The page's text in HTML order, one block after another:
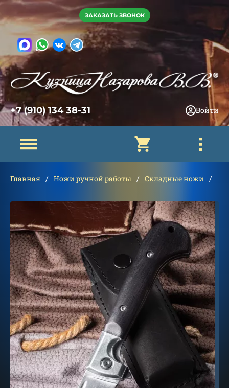
ЗАКАЗАТЬ ЗВОНОК
+7 (910) 134 38-31 Войти
Главная Ножи ручной работы Складные ножи